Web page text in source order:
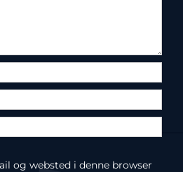
og websted i denne browser